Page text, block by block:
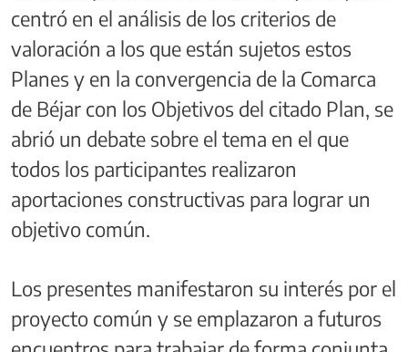
centró en el análisis de los criterios de
valoración a los que están sujetos estos
Planes y en la convergencia de la Comarca
de Béjar con los Objetivos del citado Plan, se
abrió un debate sobre el tema en el que
todos los participantes realizaron
aportaciones constructivas para lograr un
objetivo común.
Los presentes manifestaron su interés por el
proyecto común y se emplazaron a futuros